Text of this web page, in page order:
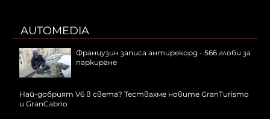
AUTOMEDIA
Французин записа антирекорд - 566 глоби за
паркиране
Най-добрият V6 в света? Тествахме новите GranTurismo
и GranCabrio